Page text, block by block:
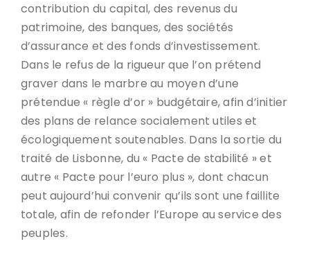
contribution du capital, des revenus du
patrimoine, des banques, des sociétés
d’assurance et des fonds d’investissement.
Dans le refus de la rigueur que l’on prétend
graver dans le marbre au moyen d’une
prétendue « règle d’or » budgétaire, afin d’initier
des plans de relance socialement utiles et
écologiquement soutenables. Dans la sortie du
traité de Lisbonne, du « Pacte de stabilité » et
autre « Pacte pour l’euro plus », dont chacun
peut aujourd’hui convenir qu’ils sont une faillite
totale, afin de refonder l’Europe au service des
peuples.